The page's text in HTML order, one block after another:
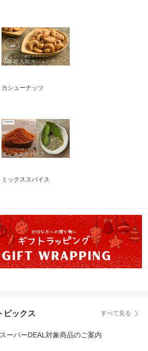
カシューナッツ
ミックススパイス
ピックス すべて見る
スーパーDEAL対象商品のご案内